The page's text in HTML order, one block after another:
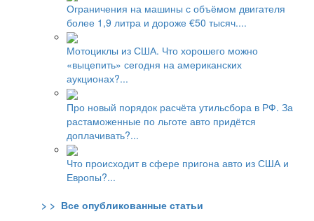
Ограничения на машины с объёмом двигателя
более 1,9 литра и дороже €50 тысяч....
Мотоциклы из США. Что хорошего можно
«выцепить» сегодня на американских
аукционах?...
Про новый порядок расчёта утильсбора в РФ. За
растаможенные по льготе авто придётся
доплачивать?...
Что происходит в сфере пригона авто из США и
Европы?...
> > Все опубликованные статьи